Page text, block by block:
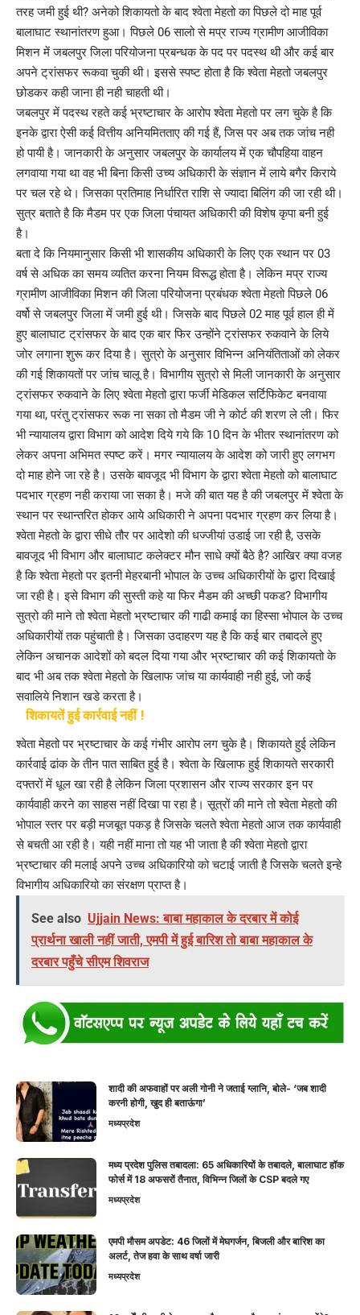
तरह जमी हुई थी? अनेको शिकायतो के बाद श्वेता मेहतो का पिछले दो माह पूर्व
बालाघाट स्थानांतरण हुआ। पिछले 06 सालो से मप्र राज्य ग्रामीण आजीविका
मिशन में जबलपुर जिला परियोजना प्रबन्धक के पद पर पदस्थ थी और कई बार
अपने ट्रांसफर रूकवा चुकी थी। इससे स्पष्ट होता है कि श्वेता मेहतो जबलपुर
छोडकर कही जाना ही नही चाहती थी।
जबलपुर में पदस्थ रहते कई भ्रष्टाचार के आरोप श्वेता मेहतो पर लग चुके है कि
इनके द्वारा ऐसी कई वित्तीय अनियमितताए की गई हैं, जिस पर अब तक जांच नही
हो पायी है। जानकारी के अनुसार जबलपुर के कार्यालय में एक चौपहिया वाहन
लगवाया गया था वह भी बिना किसी उच्य अधिकारी के संज्ञान में लाये बगैर किराये
पर चल रहे थे। जिसका प्रतिमाह निर्धारित राशि से ज्यादा बिलिंग की जा रही थी।
सुत्र बताते है कि मैडम पर एक जिला पंचायत अधिकारी की विशेष कृपा बनी हुई
है।
बता दे कि नियमानुसार किसी भी शासकीय अधिकारी के लिए एक स्थान पर 03
वर्ष से अधिक का समय व्यतित करना नियम विरूद्ध होता है। लेकिन मप्र राज्य
ग्रामीण आजीविका मिशन की जिला परियोजना प्रबंधक श्वेता मेहतो पिछले 06
वर्षो से जबलपुर जिला में जमी हुई थी। जिसके बाद पिछले 02 माह पूर्व हाल ही में
हुए बालाघाट ट्रांसफर के बाद एक बार फिर उन्होंने ट्रांसफर रुकवाने के लिये
जोर लगाना शुरू कर दिया है। सुत्रो के अनुसार विभिन्न अनियंतिताओं को लेकर
की गई शिकायतों पर जांच चालू है। विभागीय सुत्रो से मिली जानकारी के अनुसार
ट्रांसफर रुकवाने के लिए श्वेता मेहतो द्वारा फर्जी मेडिकल सर्टिफिकेट बनवाया
गया था, परंतु ट्रांसफर रूक ना सका तो मैडम जी ने कोर्ट की शरण ले ली। फिर
भी न्यायालय द्वारा विभाग को आदेश दिये गये कि 10 दिन के भीतर स्थानांतरण को
लेकर अपना अभिमत स्पष्ट करें। मगर न्यायालय के आदेश को जारी हुए लगभग
दो माह होने जा रहे है। उसके बावजूद भी विभाग के द्वारा श्वेता मेहतो को बालाघाट
पदभार ग्रहण नही कराया जा सका है। मजे की बात यह है की जबलपुर में श्वेता के
स्थान पर स्थान्तरित होकर आये अधिकारी ने अपना पदभार ग्रहण कर लिया है।
श्वेता मेहतो के द्वारा सीधे तौर पर आदेशो की धज्जीयां उडाई जा रही है, उसके
बावजूद भी विभाग और बालाघाट कलेक्टर मौन साधे क्यों बैठे है? आखिर क्या वजह
है कि श्वेता मेहतो पर इतनी मेहरबानी भोपाल के उच्च अधिकारीयों के द्वारा दिखाई
जा रही है। इसे विभाग की सुस्ती कहे या फिर मैडम की अच्छी पकड? विभागीय
सुत्रो की माने तो श्वेता मेहतो भ्रष्टाचार की गाढी कमाई का हिस्सा भोपाल के उच्च
अधिकारीयों तक पहुंचाती है। जिसका उदाहरण यह है कि कई बार तबादले हुए
लेकिन अचानक आदेशों को बदल दिया गया और भ्रष्टाचार की कई शिकायतो के
बाद भी अब तक श्वेता मेहतो के खिलाफ जांच या कार्यवाही नही हुई, जो कई
सवालिये निशान खडे करता है।
शिकायतें हुई कार्रवाई नहीं !
श्वेता मेहतो पर भ्रष्टाचार के कई गंभीर आरोप लग चुके है। शिकायते हुई लेकिन
कार्रवाई ढांक के तीन पात साबित हुई है। श्वेता के खिलाफ हुई शिकायते सरकारी
दफ्तरों में धूल खा रही है लेकिन जिला प्रशासन और राज्य सरकार इन पर
कार्यवाही करने का साहस नहीं दिखा पा रहा है। सूत्रों की माने तो श्वेता मेहतो की
भोपाल स्तर पर बड़ी मजबूत पकड़ है जिसके चलते श्वेता मेहतो आज तक कार्यवाही
से बचती आ रही है। यही नहीं माना तो यह भी जाता है की श्वेता मेहतो द्वारा
भ्रष्टाचार की मलाई अपने उच्च अधिकारियो को चटाई जाती है जिसके चलते इन्हे
विभागीय अधिकारियो का संरक्षण प्राप्त है।
See also Ujjain News: बाबा महाकाल के दरबार में कोई
प्रार्थना खाली नहीं जाती, एमपी में हुई बारिश तो बाबा महाकाल के
दरबार पहुँचे सीएम शिवराज
शादी की अफवाहों पर अली गोनी ने जताई ग्लानि, बोले- ‘जब शादी
करनी होगी, खुद ही बताऊंगा’
मध्यप्रदेश
मध्य प्रदेश पुलिस तबादला: 65 अधिकारियों के तबादले, बालाघाट हॉक
फोर्स में 18 अफसरों तैनात, विभिन्न जिलों के CSP बदले गए
मध्यप्रदेश
एमपी मौसम अपडेट: 46 जिलों में मेघगर्जन, बिजली और बारिश का
अलर्ट, तेज हवा के साथ वर्षा जारी
मध्यप्रदेश